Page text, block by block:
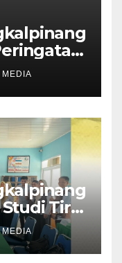
di
MEDIA
Tiru
Negeri
MEDIA